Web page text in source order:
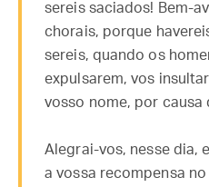
sereis saciados! Bem-
chorais, porque
sereis, quando os
expulsarem, vos
vosso nome, por causa
Alegrai-vos, nesse dia,
a vossa recompensa